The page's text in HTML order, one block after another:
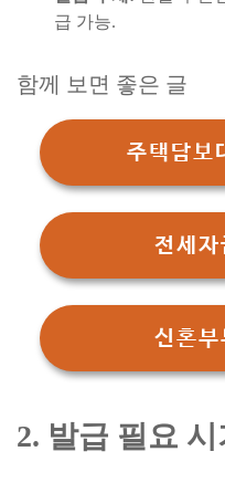
급 가능.
함께 보면 좋은 글
주택담보
전세
신혼
2. 발급 필요 시